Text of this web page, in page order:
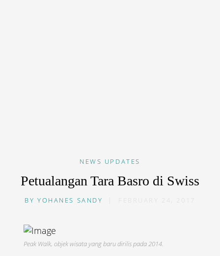
NEWS UPDATES
Petualangan Tara Basro di Swiss
BYYOHANES SANDY FEBRUARY 24, 2017
Peak Walk, objek wisata yang baru dirilis pada 2014.